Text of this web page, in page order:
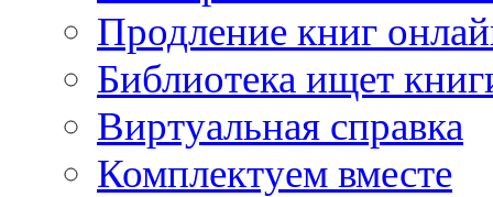
Продление книг
Библиотека ищет
Виртуальная справка
Комплектуем вместе